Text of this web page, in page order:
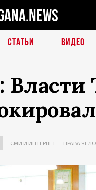
СТАТЬИ ВИДЕО
СМИ И ИНТЕРНЕТ ПРАВА